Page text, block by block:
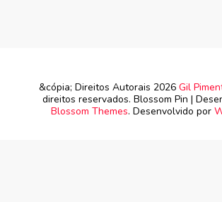
&cópia; Direitos Autorais 2026 Gil
direitos reservados. Blossom Pin |
Blossom Themes. Desenvolvido por